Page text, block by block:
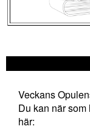
Veckans
Du kan när
här: